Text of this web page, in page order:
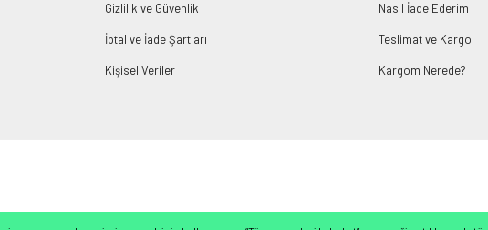
Gizlilik ve Güvenlik
İptal ve İade Şartları
Kişisel Veriler
Nasıl İade Ederim
Teslimat ve Kargo
Kargom Nerede?